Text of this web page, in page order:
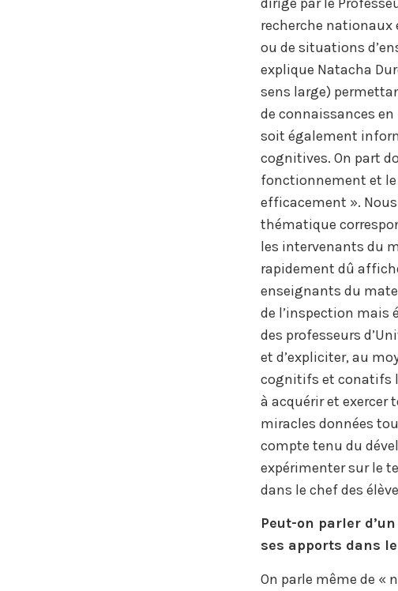
recherche
ou de situations
explique Natacha
sens large)
de connaissances
soit également
cognitives. On part
fonctionnement et le
efficacement ». Nous
thématique
les intervenants du
rapidement dû
enseignants du
de l’inspection mais
des professeurs
et d’expliciter, au
cognitifs et conatifs
à acquérir et exercer
miracles données
compte tenu du
expérimenter sur le
dans le chef des
Peut-on parler
ses apports dans
On parle même de «